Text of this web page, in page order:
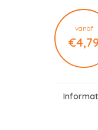
vanaf
€4,79